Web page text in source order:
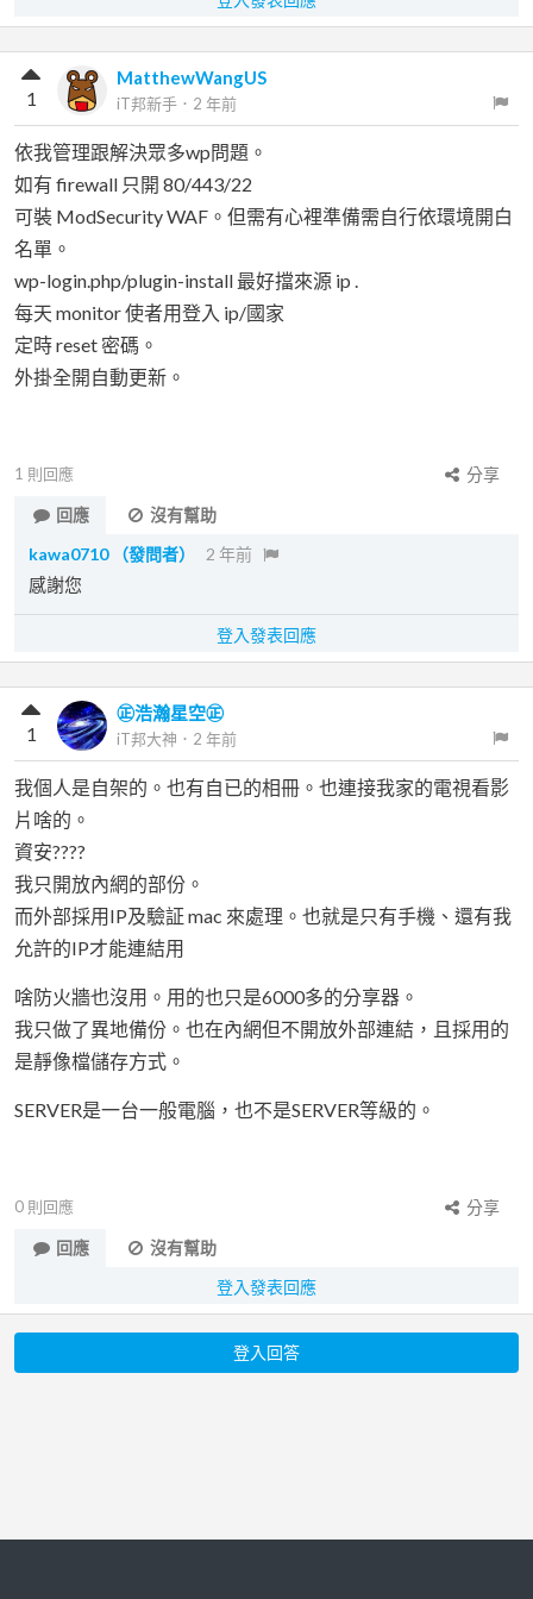
MatthewWangUS
iT邦新手 ． 2 年前
1
依我管理跟解決眾多wp問題。
如有 firewall 只開 80/443/22
可裝 ModSecurity WAF。但需有心裡準備需自行依環境開白
名單。
wp-login.php/plugin-install 最好擋來源 ip .
每天 monitor 使者用登入 ip/國家
定時 reset 密碼。
外掛全開自動更新。
1 則回應
分享
回應
沒有幫助
kawa0710
（發問者） 2 年前
感謝您
登入發表回應
㊣浩瀚星空㊣
iT邦大神 ． 2 年前
1
我個人是自架的。也有自已的相冊。也連接我家的電視看影
片啥的。
資安????
我只開放內網的部份。
而外部採用IP及驗証 mac 來處理。也就是只有手機、還有我
允許的IP才能連結用
啥防火牆也沒用。用的也只是6000多的分享器。
我只做了異地備份。也在內網但不開放外部連結，且採用的
是靜像檔儲存方式。
SERVER是一台一般電腦，也不是SERVER等級的。
0 則回應
分享
回應
沒有幫助
登入發表回應
登入回答